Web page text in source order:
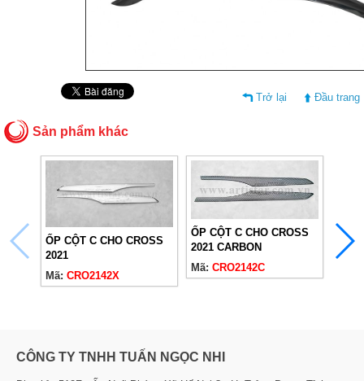
Trở lại Đầu trang
Sản phẩm khác
ỐP CỘT C CHO CROSS
2021
Mã: CRO2142X
ỐP CỘT C CHO CROSS
2021 CARBON
Mã: CRO2142C
Mã:
CÔNG TY TNHH TUẤN NGỌC NHI